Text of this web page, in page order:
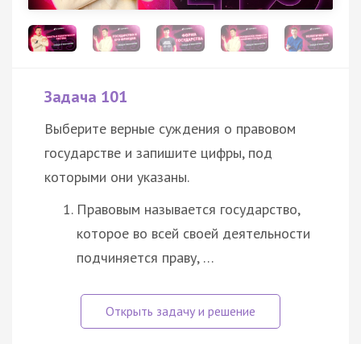
Задача 101
Выберите верные суждения о правовом
государстве и запишите цифры, под
которыми они указаны.
Правовым называется государство,
которое во всей своей деятельности
подчиняется праву, …